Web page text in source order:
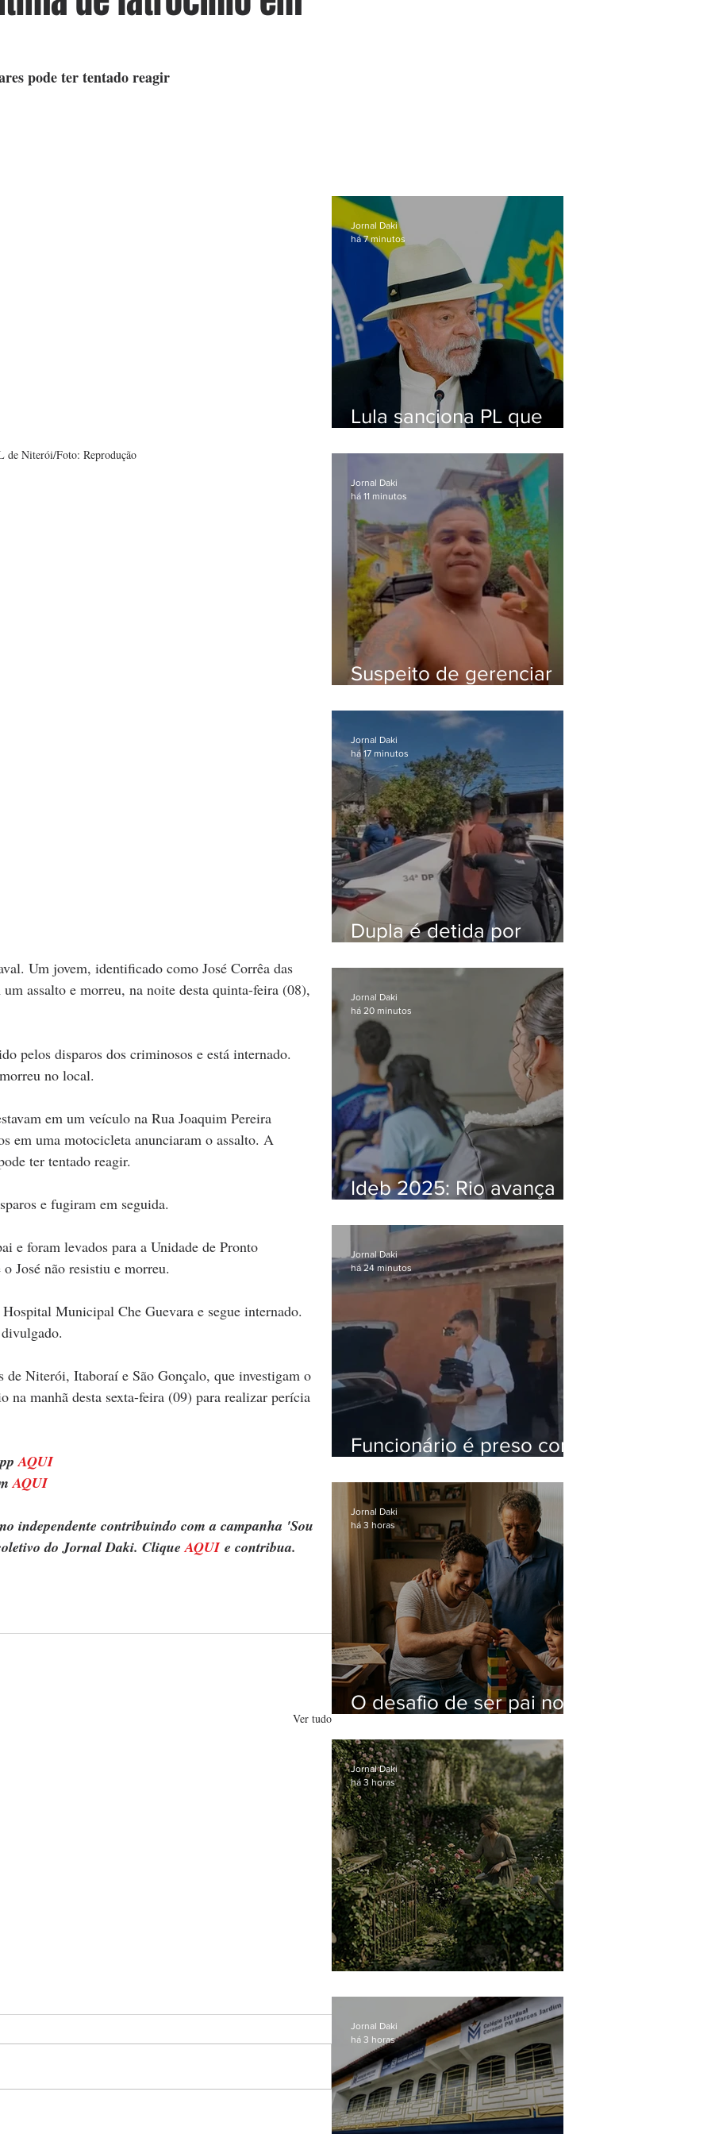
pode ter tentado reagir
de Niterói/Foto: Reprodução
Um jovem, identificado como José Corrêa das
assalto e morreu, na noite desta quinta-feira (08),
pelos disparos dos criminosos e está internado.
no local.
em um veículo na Rua Joaquim Pereira
em uma motocicleta anunciaram o assalto. A
ter tentado reagir.
e fugiram em seguida.
e foram levados para a Unidade de Pronto
José não resistiu e morreu.
Municipal Che Guevara e segue internado.
Niterói, Itaboraí e São Gonçalo, que investigam o
na manhã desta sexta-feira (09) para realizar perícia
AQUI
AQUI
independente contribuindo com a campanha 'Sou
do Jornal Daki. Clique AQUI e contribua.
Ver tudo
Lula sanciona PL que
digitais contra crianças
Jornal Daki
há 7 minutos
Suspeito de gerenciar
após meses foragido
Jornal Daki
há 11 minutos
Dupla é detida por
animais silvestres em
Bangu
Jornal Daki
há 17 minutos
Ideb 2025: Rio avança
acima da média nacional
Jornal Daki
há 20 minutos
Funcionário é preso com
do Hospital do Andaraí
Jornal Daki
há 24 minutos
O desafio de ser pai no
Jornal Daki
há 3 horas
Jornal Daki
há 3 horas
Jornal Daki
há 3 horas